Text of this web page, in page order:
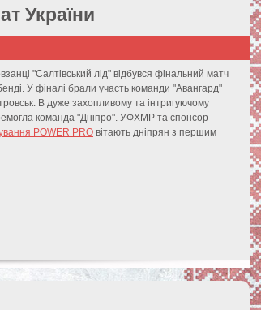
України
"Салтівський лід" відбувся фінальний матч
У фіналі брали участь команди "Авангард"
В дуже захопливому та інтригуючому
команда "Дніпро". УФХМР та спонсор
POWER PRO вітають дніпрян з першим